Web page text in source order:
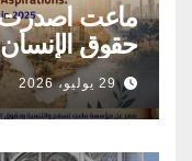
ماعت اصدرت
حقوق
29 يوليو، 2026